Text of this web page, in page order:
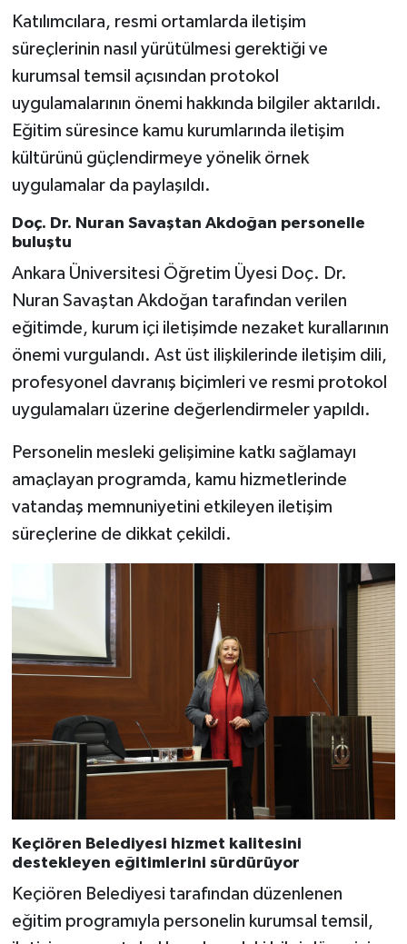
Katılımcılara, resmi ortamlarda iletişim
süreçlerinin nasıl yürütülmesi gerektiği ve
kurumsal temsil açısından protokol
uygulamalarının önemi hakkında bilgiler aktarıldı.
Eğitim süresince kamu kurumlarında iletişim
kültürünü güçlendirmeye yönelik örnek
uygulamalar da paylaşıldı.
Doç. Dr. Nuran Savaştan Akdoğan personelle
buluştu
Ankara Üniversitesi Öğretim Üyesi Doç. Dr.
Nuran Savaştan Akdoğan tarafından verilen
eğitimde, kurum içi iletişimde nezaket kurallarının
önemi vurgulandı. Ast üst ilişkilerinde iletişim dili,
profesyonel davranış biçimleri ve resmi protokol
uygulamaları üzerine değerlendirmeler yapıldı.
Personelin mesleki gelişimine katkı sağlamayı
amaçlayan programda, kamu hizmetlerinde
vatandaş memnuniyetini etkileyen iletişim
süreçlerine de dikkat çekildi.
Keçiören Belediyesi hizmet kalitesini
destekleyen eğitimlerini sürdürüyor
Keçiören Belediyesi tarafından düzenlenen
eğitim programıyla personelin kurumsal temsil,